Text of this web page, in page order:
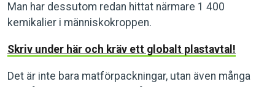
Man har dessutom redan hittat närmare 1 400
kemikalier i människokroppen.
Skriv under här och kräv ett globalt plastavtal!
Det är inte bara matförpackningar, utan även många